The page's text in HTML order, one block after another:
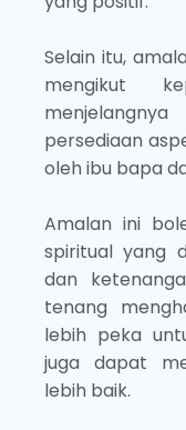
Selain itu,
mengikut
persediaan
oleh ibu bapa
Amalan ini
spiritual yang
dan
tenang
lebih peka
juga dapat
lebih baik.